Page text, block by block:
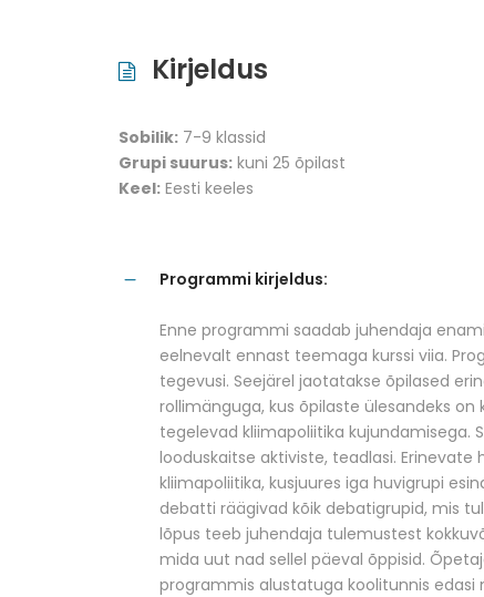
Kirjeldus
Sobilik: 7-9 klassid
Grupi suurus: kuni 25 õpilast
Keel: Eesti keeles
Programmi kirjeldus:
Enne programmi saadab juhendaja
eelnevalt ennast teemaga kurssi viia.
tegevusi. Seejärel jaotatakse õpilased
rollimänguga, kus õpilaste ülesandeks
tegelevad kliimapoliitika
looduskaitse aktiviste, teadlasi.
kliimapoliitika, kusjuures iga huvigrupi
debatti räägivad kõik debatigrupid, mis
lõpus teeb juhendaja tulemustest
mida uut nad sellel päeval õppisid.
programmis alustatuga koolitunnis edasi